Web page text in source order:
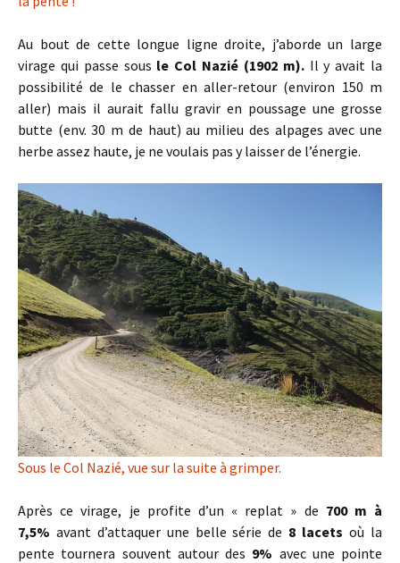
Au bout de cette longue ligne droite, j’aborde un large
virage qui passe sous le Col Nazié (1902 m). Il y avait la
possibilité de le chasser en aller-retour (environ 150 m
aller) mais il aurait fallu gravir en poussage une grosse
butte (env. 30 m de haut) au milieu des alpages avec une
herbe assez haute, je ne voulais pas y laisser de l’énergie.
Sous le Col Nazié, vue sur la suite à grimper.
Après ce virage, je profite d’un « replat » de 700 m à
7,5% avant d’attaquer une belle série de 8 lacets où la
pente tournera souvent autour des 9% avec une pointe